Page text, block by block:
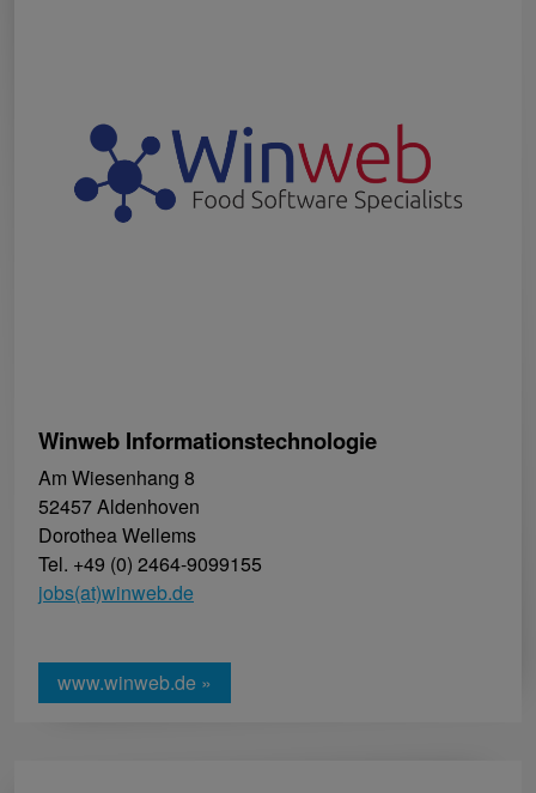
Winweb Informationstechnologie
Am Wiesenhang 8
52457 Aldenhoven
Dorothea Wellems
Tel. +49 (0) 2464-9099155
jobs(at)winweb.de
www.winweb.de »